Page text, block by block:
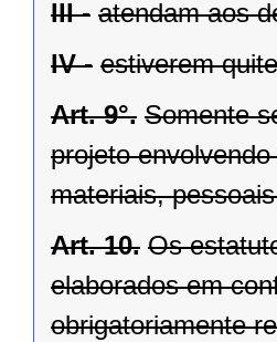
III - atendam aos
IV - estiverem
Art. 9°. Somente
projeto
materiais,
Art. 10. Os
elaborados em
obrigatoriamente